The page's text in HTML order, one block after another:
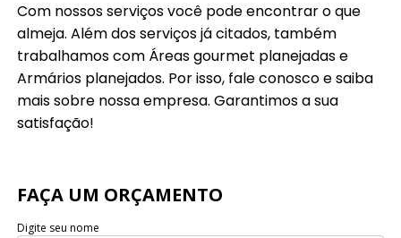
Com nossos serviços você pode encontrar o que
almeja. Além dos serviços já citados, também
trabalhamos com Áreas gourmet planejadas e
Armários planejados. Por isso, fale conosco e saiba
mais sobre nossa empresa. Garantimos a sua
satisfação!
FAÇA UM ORÇAMENTO
Digite seu nome